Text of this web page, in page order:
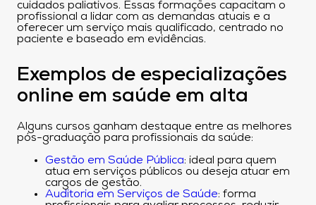
cuidados paliativos. Essas formações capacitam o
profissional a lidar com as demandas atuais e a
oferecer um serviço mais qualificado, centrado no
paciente e baseado em evidências.
Exemplos de especializações
online em saúde em alta
Alguns cursos ganham destaque entre as melhores
pós-graduação para profissionais da saúde:
Gestão em Saúde Pública: ideal para quem
atua em serviços públicos ou deseja atuar em
cargos de gestão.
Auditoria em Serviços de Saúde: forma